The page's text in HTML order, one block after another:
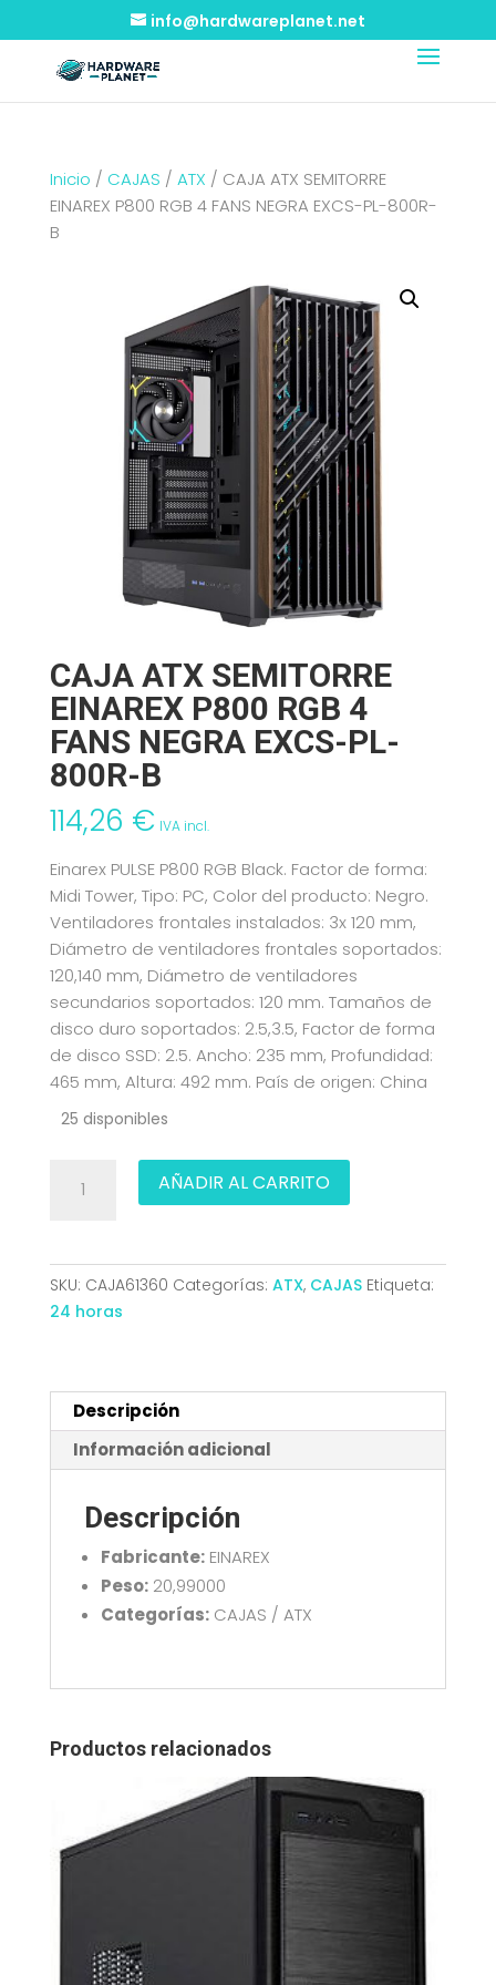
info@hardwareplanet.net
Inicio / CAJAS / ATX / CAJA ATX SEMITORRE
EINAREX P800 RGB 4 FANS NEGRA EXCS-PL-800R-
B
CAJA ATX SEMITORRE
EINAREX P800 RGB 4
FANS NEGRA EXCS-PL-
800R-B
114,26 € IVA incl.
Einarex PULSE P800 RGB Black. Factor de forma:
Midi Tower, Tipo: PC, Color del producto: Negro.
Ventiladores frontales instalados: 3x 120 mm,
Diámetro de ventiladores frontales soportados:
120,140 mm, Diámetro de ventiladores
secundarios soportados: 120 mm. Tamaños de
disco duro soportados: 2.5,3.5, Factor de forma
de disco SSD: 2.5. Ancho: 235 mm, Profundidad:
465 mm, Altura: 492 mm. País de origen: China
25 disponibles
P800
RGB
EXCS-
PL-
800R-
cantidad
AÑADIR AL CARRITO
SKU: CAJA61360 Categorías: ATX, CAJAS Etiqueta:
24 horas
Descripción
Información adicional
Descripción
Fabricante:EINAREX
Peso:20,99000
Categorías:CAJAS / ATX
Productos relacionados